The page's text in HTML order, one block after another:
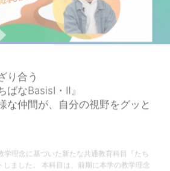
り合う
なBasisⅠ・Ⅱ』
な仲間が、自分の視野をグッと
学理念に基づいた新たな共通教育科目『たち
しました。 本科目は、前期に本学の教学理念